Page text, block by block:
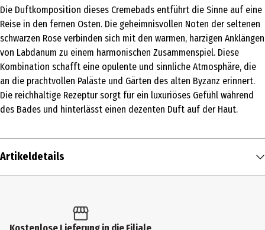
Die Duftkomposition dieses Cremebads entführt die Sinne auf eine
Reise in den fernen Osten. Die geheimnisvollen Noten der seltenen
schwarzen Rose verbinden sich mit den warmen, harzigen Anklängen
von Labdanum zu einem harmonischen Zusammenspiel. Diese
Kombination schafft eine opulente und sinnliche Atmosphäre, die
an die prachtvollen Paläste und Gärten des alten Byzanz erinnert.
Die reichhaltige Rezeptur sorgt für ein luxuriöses Gefühl während
des Bades und hinterlässt einen dezenten Duft auf der Haut.
Artikeldetails
Produkttyp